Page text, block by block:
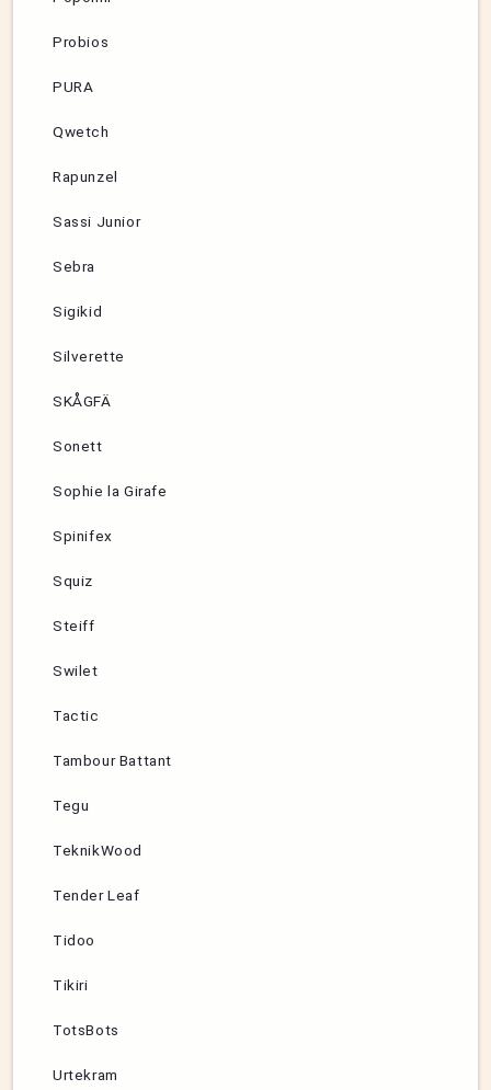
Probios
PURA
Qwetch
Rapunzel
Sassi Junior
Sebra
Sigikid
Silverette
SKÅGFÄ
Sonett
Sophie la Girafe
Spinifex
Squiz
Steiff
Swilet
Tactic
Tambour Battant
Tegu
TeknikWood
Tender Leaf
Tidoo
Tikiri
TotsBots
Urtekram